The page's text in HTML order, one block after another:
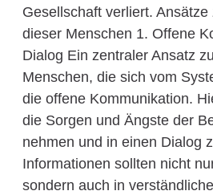
Gesellschaft verliert.
dieser Menschen 1. Offene
Dialog Ein zentraler Ansatz
Menschen, die sich vom
die offene Kommunikation.
die Sorgen und Ängste der
nehmen und in einen Dialog
Informationen sollten nicht
sondern auch in